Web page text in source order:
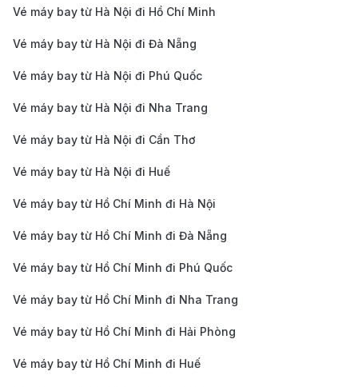
giá vào các dịp lễ hoặc mùa thấp điểm. Bạn có thể
dễ dàng so sánh giá vé từ nhiều hãng thông qua
các ứng dụng, giúp chọn lựa chuyến bay phù hợp
không bỏ lỡ các ưu đãi đặc biệt.
Sử dụng các dịch vụ trực tuyến uy tín
các trang web uy tín có thể giúp bạn dễ dàng so
sánh giá vé, lựa chọn giờ bay linh hoạt và nhận
bạn tiết kiệm thời gian và công sức trong việc tìm
kiếm vé.
Kinh nghiệm du lịch và khám phá
Moscow
Thời điểm lý tưởng để khám phá vẻ đẹp
Vé máy bay từ Hà Nội đi Hồ Chí Minh
Vé máy bay từ Hà Nội đi Đà Nẵng
Vé máy bay từ Hà Nội đi Phú Quốc
Vé máy bay từ Hà Nội đi Nha Trang
Vé máy bay từ Hà Nội đi Cần Thơ
Vé máy bay từ Hà Nội đi Huế
Vé máy bay từ Hồ Chí Minh đi Hà Nội
Vé máy bay từ Hồ Chí Minh đi Đà Nẵng
Vé máy bay từ Hồ Chí Minh đi Phú Quốc
Vé máy bay từ Hồ Chí Minh đi Nha Trang
Vé máy bay từ Hồ Chí Minh đi Hải Phòng
Vé máy bay từ Hồ Chí Minh đi Huế